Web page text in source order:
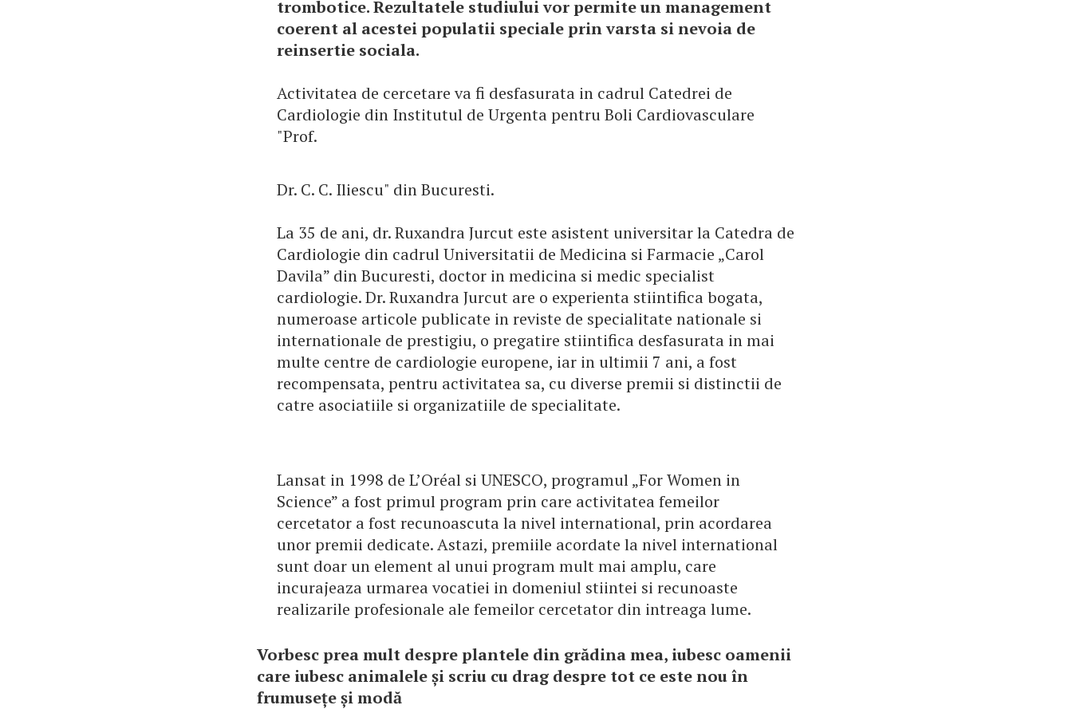
trombotice. Rezultatele studiului vor permite un management
coerent al acestei populatii speciale prin varsta si nevoia de
reinsertie sociala.
Activitatea de cercetare va fi desfasurata in cadrul Catedrei de
Cardiologie din Institutul de Urgenta pentru Boli Cardiovasculare
"Prof.
Dr. C. C. Iliescu" din Bucuresti.
La 35 de ani, dr. Ruxandra Jurcut este asistent universitar la Catedra de
Cardiologie din cadrul Universitatii de Medicina si Farmacie „Carol
Davila” din Bucuresti, doctor in medicina si medic specialist
cardiologie. Dr. Ruxandra Jurcut are o experienta stiintifica bogata,
numeroase articole publicate in reviste de specialitate nationale si
internationale de prestigiu, o pregatire stiintifica desfasurata in mai
multe centre de cardiologie europene, iar in ultimii 7 ani, a fost
recompensata, pentru activitatea sa, cu diverse premii si distinctii de
catre asociatiile si organizatiile de specialitate.
Lansat in 1998 de L’Oréal si UNESCO, programul „For Women in
Science” a fost primul program prin care activitatea femeilor
cercetator a fost recunoascuta la nivel international, prin acordarea
unor premii dedicate. Astazi, premiile acordate la nivel international
sunt doar un element al unui program mult mai amplu, care
incurajeaza urmarea vocatiei in domeniul stiintei si recunoaste
realizarile profesionale ale femeilor cercetator din intreaga lume.
Vorbesc prea mult despre plantele din grădina mea, iubesc oamenii
care iubesc animalele și scriu cu drag despre tot ce este nou în
frumusețe și modă